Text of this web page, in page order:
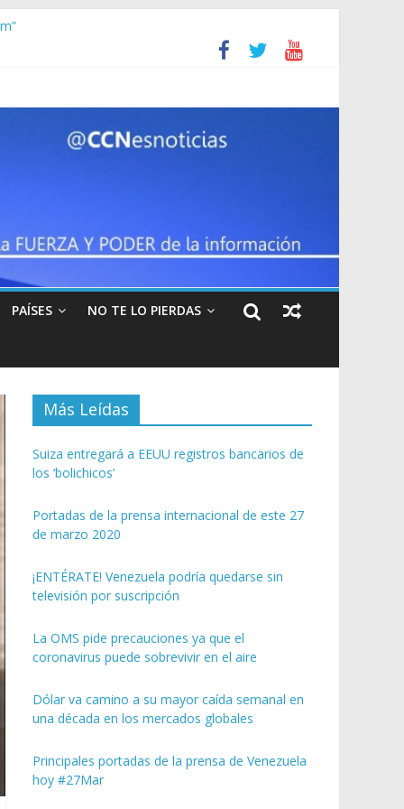
EEUU por Nicolás Maduro
estadounidenses en Venezuel
PAÍSES NO TE LO PIERDAS
Más Leídas
Suiza entregará a EEUU registros bancarios de
los ‘bolichicos’
Portadas de la prensa internacional de este 27
de marzo 2020
¡ENTÉRATE! Venezuela podría quedarse sin
televisión por suscripción
La OMS pide precauciones ya que el
coronavirus puede sobrevivir en el aire
Dólar va camino a su mayor caída semanal en
una década en los mercados globales
Principales portadas de la prensa de Venezuela
hoy #27Mar